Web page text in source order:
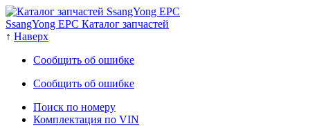
SsangYong EPC Каталог запчастей
↑ Наверх
Сообщить об ошибке
Сообщить об ошибке
Поиск по номеру
Комплектация по VIN